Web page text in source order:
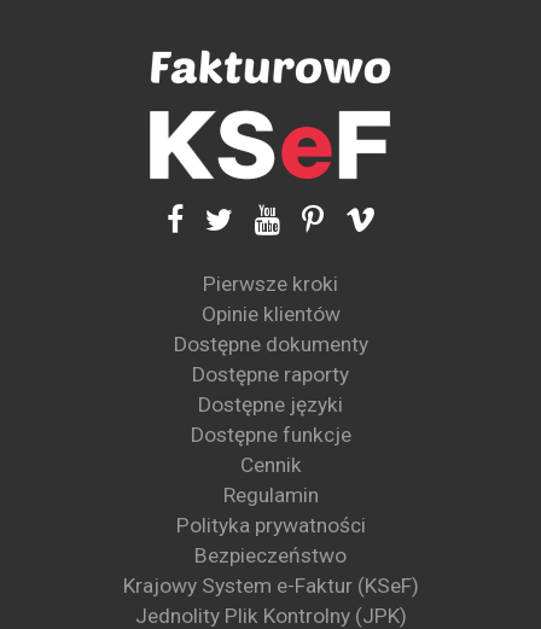
Pierwsze kroki
Opinie klientów
Dostępne dokumenty
Dostępne raporty
Dostępne języki
Dostępne funkcje
Cennik
Regulamin
Polityka prywatności
Bezpieczeństwo
Krajowy System e-Faktur (KSeF)
Jednolity Plik Kontrolny (JPK)